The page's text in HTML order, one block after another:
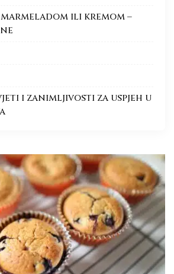
marmeladom ili kremom –
i zanimljivosti za uspjeh u